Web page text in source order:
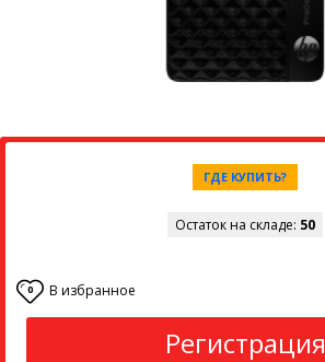
ГДЕ КУПИТЬ?
Остаток на складе: 50
0 В избранное
Регистрация